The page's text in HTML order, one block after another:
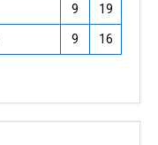
9 19
9 16